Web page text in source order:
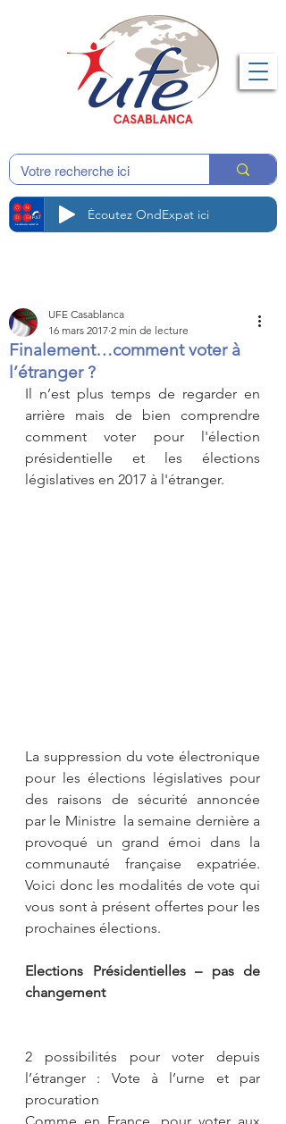
Écoutez OndExpat ici
Finalement…comment voter à
l’étranger ?
UFE Casablanca
16 mars 2017 2 min de lecture
Il n’est plus temps de regarder en
arrière mais de bien comprendre
comment voter pour l'élection
présidentielle et les élections
législatives en 2017 à l'étranger.
La suppression du vote électronique
pour les élections législatives pour
des raisons de sécurité annoncée
par le Ministre  la semaine dernière a
provoqué un grand émoi dans la
communauté française expatriée.
Voici donc les modalités de vote qui
vous sont à présent offertes pour les
prochaines élections.
Elections Présidentielles – pas de
changement
2 possibilités pour voter depuis
l’étranger : Vote à l’urne et par
procuration